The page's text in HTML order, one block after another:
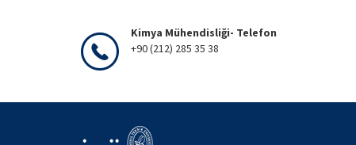
Kimya Mühendisliği- Telefon
+90 (212) 285 35 38